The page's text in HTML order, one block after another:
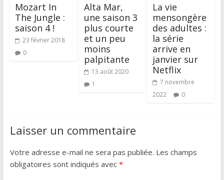
Mozart In
The Jungle :
saison 4 !
23 février 2018
0
Alta Mar,
une saison 3
plus courte
et un peu
moins
palpitante
13 août 2020
1
La vie
mensongère
des adultes :
la série
arrive en
janvier sur
Netflix
7 novembre
2022
0
Laisser un commentaire
Votre adresse e-mail ne sera pas publiée. Les champs
obligatoires sont indiqués avec *